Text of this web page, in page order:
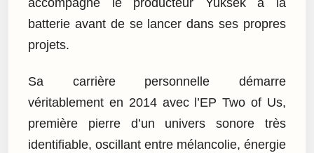
batterie avant de se lancer dans ses propres
projets.
Sa carrière personnelle démarre
véritablement en 2014 avec l’EP Two of Us,
première pierre d’un univers sonore très
identifiable, oscillant entre mélancolie, énergie